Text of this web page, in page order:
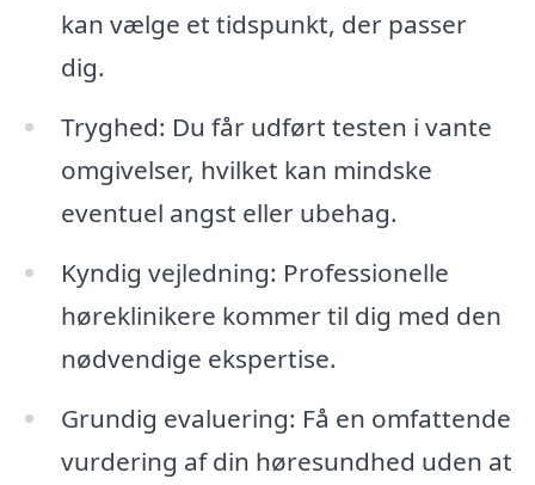
kan vælge et tidspunkt, der passer
dig.
Tryghed: Du får udført testen i vante
omgivelser, hvilket kan mindske
eventuel angst eller ubehag.
Kyndig vejledning: Professionelle
høreklinikere kommer til dig med den
nødvendige ekspertise.
Grundig evaluering: Få en omfattende
vurdering af din høresundhed uden at